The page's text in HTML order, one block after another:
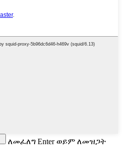
ለመፈለግ Enter ወይም ለመዝጋት